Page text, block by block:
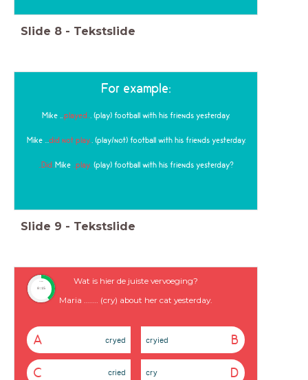
Slide 8 - Tekstslide
For example:
Mike ...played... (play) football with his friends yesterday.
Mike ...did not play... (play/not) football with his friends yesterday.
..Did..Mike ..play..(play) football with his friends yesterday?
Slide 9 - Tekstslide
Wat is hier de juiste vervoeging?
Maria ....... (cry) about her cat yesterday.
timer
0:15
A cryed B
cryied
C cried D
cry